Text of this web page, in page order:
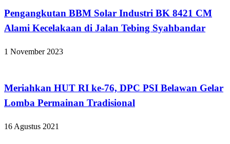
Pengangkutan BBM Solar Industri BK 8421 CM
Alami Kecelakaan di Jalan Tebing Syahbandar
1 November 2023
Meriahkan HUT RI ke-76, DPC PSI Belawan Gelar
Lomba Permainan Tradisional
16 Agustus 2021